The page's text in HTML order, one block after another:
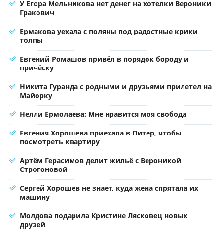
У Егора Мельникова нет денег на хотелки Вероники
Гракович
Ермакова уехала с поляны под радостные крики
толпы
Евгений Ромашов привёл в порядок бороду и
причёску
Никита Гуранда с родными и друзьями прилетел на
Майорку
Нелли Ермолаева: Мне нравится моя свобода
Евгения Хорошева приехала в Питер, чтобы
посмотреть квартиру
Артём Герасимов делит жильё с Вероникой
Строгоновой
Сергей Хорошев не знает, куда жена спрятала их
машину
Молдова подарила Кристине Лясковец новых
друзей